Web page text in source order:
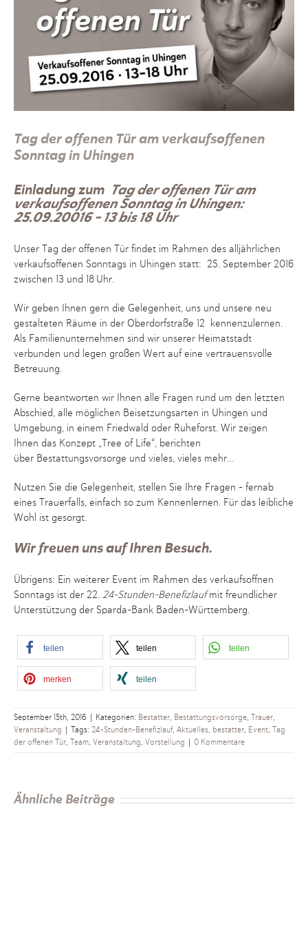
Tag der offenen Tür am verkaufsoffenen
Sonntag in Uhingen
Einladung zum Tag der offenen Tür am
verkaufsoffenen Sonntag in Uhingen:
25.09.20016 – 13 bis 18 Uhr
Unser Tag der offenen Tür findet im Rahmen des alljährlichen
verkaufsoffenen Sonntags in Uhingen statt: 25. September 2016
zwischen 13 und 18 Uhr.
Wir geben Ihnen gern die Gelegenheit, uns und unsere neu
gestalteten Räume in der Oberdorf­straße 12 kennenzulernen.
Als Familienunternehmen sind wir unserer Heimatstadt
verbunden und legen großen Wert auf eine vertrauensvolle
Betreuung.
Gerne beantworten wir Ihnen alle Fragen rund um den letzten
Abschied, alle möglichen Beisetzungs­arten in Uhingen und
Umgebung, in einem Friedwald oder Ruheforst. Wir zeigen
Ihnen das Konzept „Tree of Life“, berichten
über Bestattungsvorsorge und vieles, vieles mehr…
Nutzen Sie die Gelegenheit, stellen Sie Ihre Fragen – fernab
eines Trauerfalls, einfach so zum Kennenlernen. Für das leibliche
Wohl ist gesorgt.
Wir freuen uns auf Ihren Besuch.
Übrigens: Ein weiterer Event im Rahmen des verkaufsoffnen
Sonntags ist der 22. 24-Stunden-Benefizlaufmit freundlicher
Unterstützung der Sparda-Bank Baden-Württemberg.
teilen teilen teilen
merken teilen
September 15th, 2016 Kategorien: Bestatter, Bestattungsvorsorge, Trauer,
Veranstaltung
Tags: 24-Stunden-Benefizlauf, Aktuelles, bestatter, Event,
Tag
der offenen Tür, Team, Veranstaltung, Vorstellung 0 Kommentare
Ähnliche Beiträge